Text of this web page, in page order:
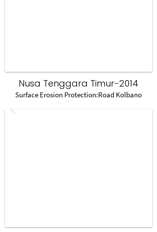
Nusa Tenggara Timur-2014
Surface Erosion Protection:Road Kolbano